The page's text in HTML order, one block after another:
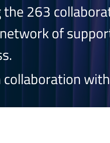
the 263
of
collaboration